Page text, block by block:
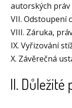
autorských práv
VII. Odstoupení
VIII. Záruka,
IX. Vyřizování
X. Závěrečná
II. Důležité